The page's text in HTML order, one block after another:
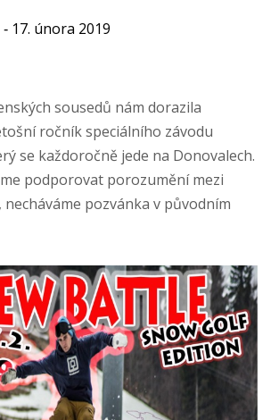
17. února 2019
sousedů nám dorazila
ročník speciálního závodu
se každoročně jede na Donovalech.
podporovat porozumění mezi
pozvánka v původním